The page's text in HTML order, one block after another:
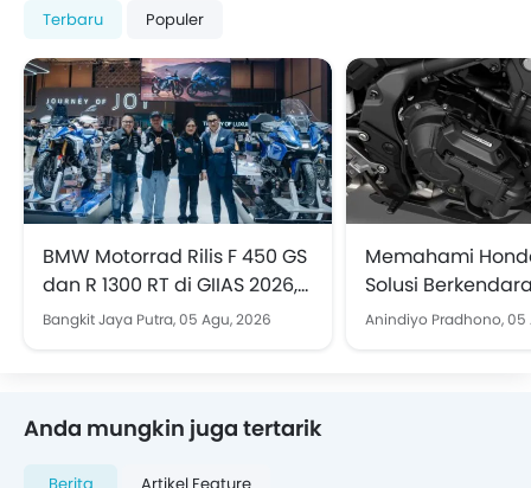
Terbaru Populer
BMW Motorrad Rilis F 450 GS
dan R 1300 RT di GIIAS 2026,
Ini Spek dan Harganya
Bangkit Jaya Putra,05 Agu, 2026
Memahami
Solusi
Pegal Tanpa
Anindiyo Pradhono,05
Anda mungkin juga tertarik